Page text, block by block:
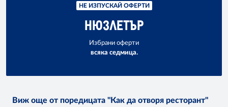
НЕ ИЗПУСКАЙ ОФЕРТИ
НЮЗЛЕТЪР
Избрани оферти
всяка седмица.
Виж още от поредицата "Как да отворя ресторант"